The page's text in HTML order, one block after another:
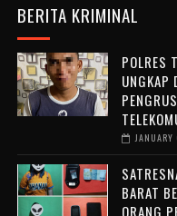
BERITA KRIMINAL
POLRES
UNGKAP
BARAT
ORANG